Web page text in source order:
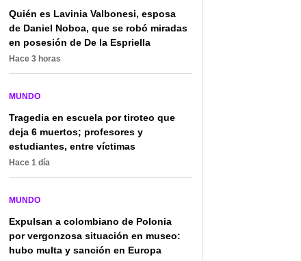
Quién es Lavinia Valbonesi, esposa
de Daniel Noboa, que se robó miradas
en posesión de De la Espriella
Hace 3 horas
MUNDO
Tragedia en escuela por tiroteo que
deja 6 muertos; profesores y
estudiantes, entre víctimas
Hace 1 día
MUNDO
Expulsan a colombiano de Polonia
por vergonzosa situación en museo:
hubo multa y sanción en Europa